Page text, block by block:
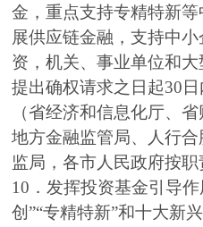
金，重点支持专精特新
展供应链金融，支持中
资，机关、事业单位和
提出确权请求之日起30日
（省经济和信息化厅、
地方金融监管局、人行
监局，各市人民政府按职
10．发挥投资基金引导
创”“专精特新”和十大新